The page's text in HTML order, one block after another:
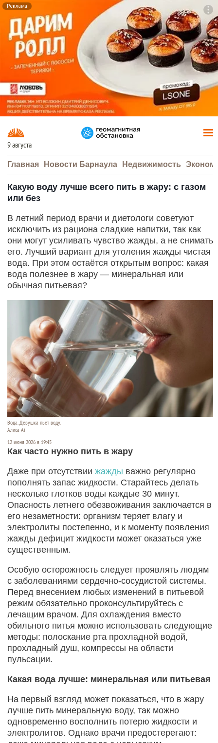
Реклама
9 августа
Главная Новости Барнаула Недвижимость
Какую воду лучше всего пить в жару: с газом
или без
В летний период врачи и диетологи советуют
исключить из рациона сладкие напитки, так как
они могут усиливать чувство жажды, а не снимать
его. Лучший вариант для утоления жажды чистая
вода. При этом остаётся открытым вопрос: какая
вода полезнее в жару — минеральная или
обычная питьевая?
Вода. Девушка пьет воду.
Алиса Ai
12 июня 2026 в 19:45
Как часто нужно пить в жару
Даже при отсутствии жажды важно регулярно
пополнять запас жидкости. Старайтесь делать
несколько глотков воды каждые 30 минут.
Опасность летнего обезвоживания заключается в
его незаметности: организм теряет влагу и
электролиты постепенно, и к моменту появления
жажды дефицит жидкости может оказаться уже
существенным.
Особую осторожность следует проявлять людям
с заболеваниями сердечно‑сосудистой системы.
Перед внесением любых изменений в питьевой
режим обязательно проконсультируйтесь с
лечащим врачом. Для охлаждения вместо
обильного питья можно использовать следующие
методы: полоскание рта прохладной водой,
прохладный душ, компрессы на области
пульсации.
Какая вода лучше: минеральная или питьевая
На первый взгляд может показаться, что в жару
лучше пить минеральную воду, так можно
одновременно восполнить потерю жидкости и
электролитов. Однако врачи предостерегают: